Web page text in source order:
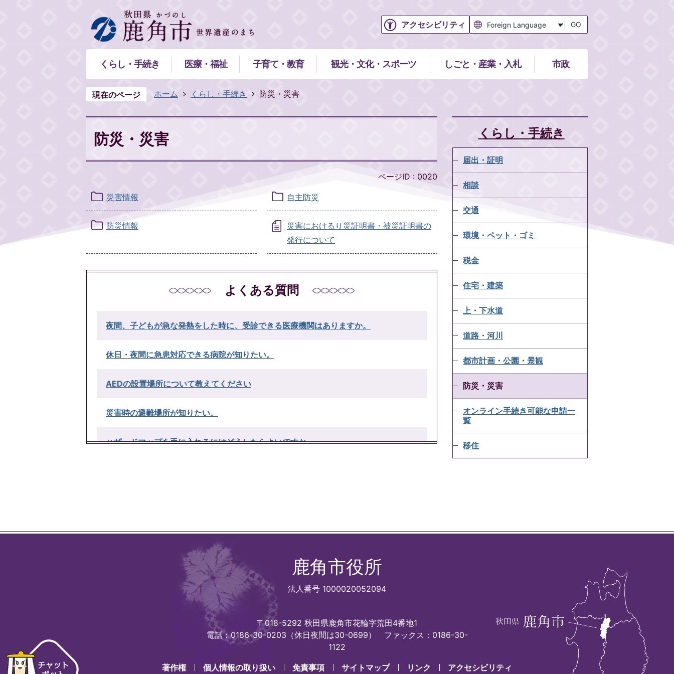
アクセシビリティ GO
くらし・手続き 医療・福祉 子育て・教育 観光・文化・スポーツ しごと・産業・入札 市政
現在のページ ホーム くらし・手続き 防災・災害
防災・災害
ページID : 0020
災害情報 自主防災
防災情報
災害におけるり災証明書・被災証明書の
発行について
よくある質問
夜間、子どもが急な発熱をした時に、受診できる医療機関はありますか。
休日・夜間に急患対応できる病院が知りたい。
AEDの設置場所について教えてください
災害時の避難場所が知りたい。
ハザードマップを手に入れるにはどうしたらよいですか。
くらし・手続き
届出・証明
相談
交通
環境・ペット・ゴミ
税金
住宅・建築
上・下水道
道路・河川
都市計画・公園・景観
防災・災害
オンライン手続き可能な申請一
覧
移住
鹿角市役所
法人番号 1000020052094
〒018-5292 秋田県鹿角市花輪字荒田4番地1
電話：0186-30-0203（休日夜間は30-0699）
ファックス：0186-30-
1122
著作権 個人情報の取り扱い 免責事項 サイトマップ リンク アクセシビリティ